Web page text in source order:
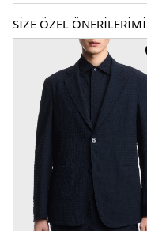
Devamını Gör
SİZE ÖZEL